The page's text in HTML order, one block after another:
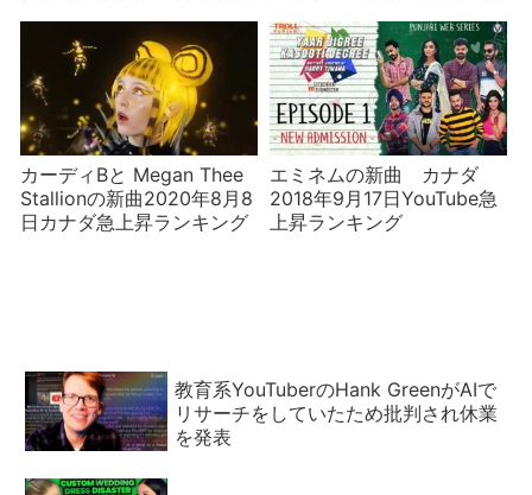
ング
カーディBと Megan Thee
Stallionの新曲2020年8月8
日カナダ急上昇ランキング
エミネムの新曲 カナダ
2018年9月17日YouTube急
上昇ランキング
教育系YouTuberのHank GreenがAIで
リサーチをしていたため批判され休業
を発表